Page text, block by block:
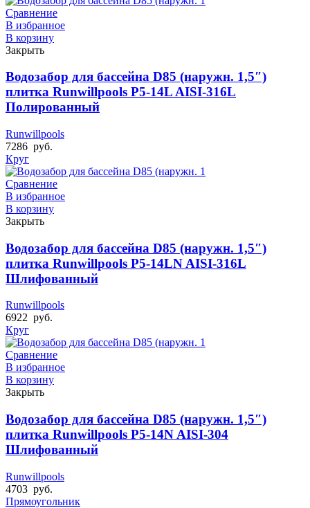
Сравнение
В избранное
В корзину
Закрыть
Водозабор для бассейна D85 (наружн. 1,5″)
плитка Runwillpools Р5-14L AISI-316L
Полированный
Runwillpools
7286 руб.
Круг
Сравнение
В избранное
В корзину
Закрыть
Водозабор для бассейна D85 (наружн. 1,5″)
плитка Runwillpools Р5-14LN AISI-316L
Шлифованный
Runwillpools
6922 руб.
Круг
Сравнение
В избранное
В корзину
Закрыть
Водозабор для бассейна D85 (наружн. 1,5″)
плитка Runwillpools Р5-14N AISI-304
Шлифованный
Runwillpools
4703 руб.
Прямоугольник